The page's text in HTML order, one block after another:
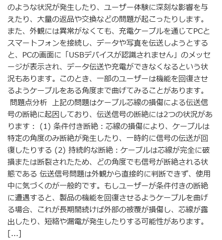
のような状況が発生したり、ユーザー体験に深刻な影響を与
えたり、大量の返品や交換などの問題が起こったりします。
また、外観には異常がなくても、充電ケーブルを通じてPCと
スマートフォンを接続し、データや写真を伝送しようとする
と、PCの画面に「USBデバイスが認識されません」のメッセ
ージが表示され、データ伝送や充電ができなくなるという状
況もあります。このとき、一部のユーザーは機能を回復させ
るようケーブルをある角度まで曲げてみることがあります。
問題点分析 上記の問題はケーブル芯線の損傷による伝送信
号の断絶に起因しており、伝送信号の断絶には2つの状況があ
ります： (1) 条件付き断絶：芯線の損傷により、ケーブルは
特定の角度のみ断絶が発生したり、一時的に信号の伝送が回
復したりする (2) 持続的な断絶：ケーブルは芯線が完全に破
損または断裂されたため、どの角度でも信号が断絶される状
態である 伝送信号問題は外観から直接的に判断できず、使用
中に気づくのが一般的です。もしユーザーが条件付きの断絶
に遭遇すると、製品の機能を回復させるようケーブルを曲げ
る場合、これが長期間続けば外部の被覆が損傷し、芯線が露
出したり、短絡や漏電が発生したりする可能性があります。
[...]